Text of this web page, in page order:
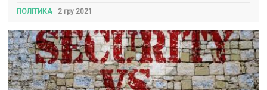
ПОЛІТИКА 2 гру 2021